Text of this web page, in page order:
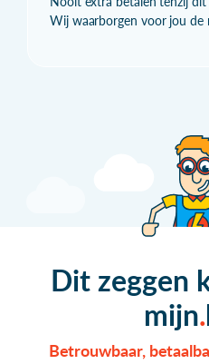
Wij waarborgen voor jou de
Dit zeggen
mijn
Betrouwbaar,